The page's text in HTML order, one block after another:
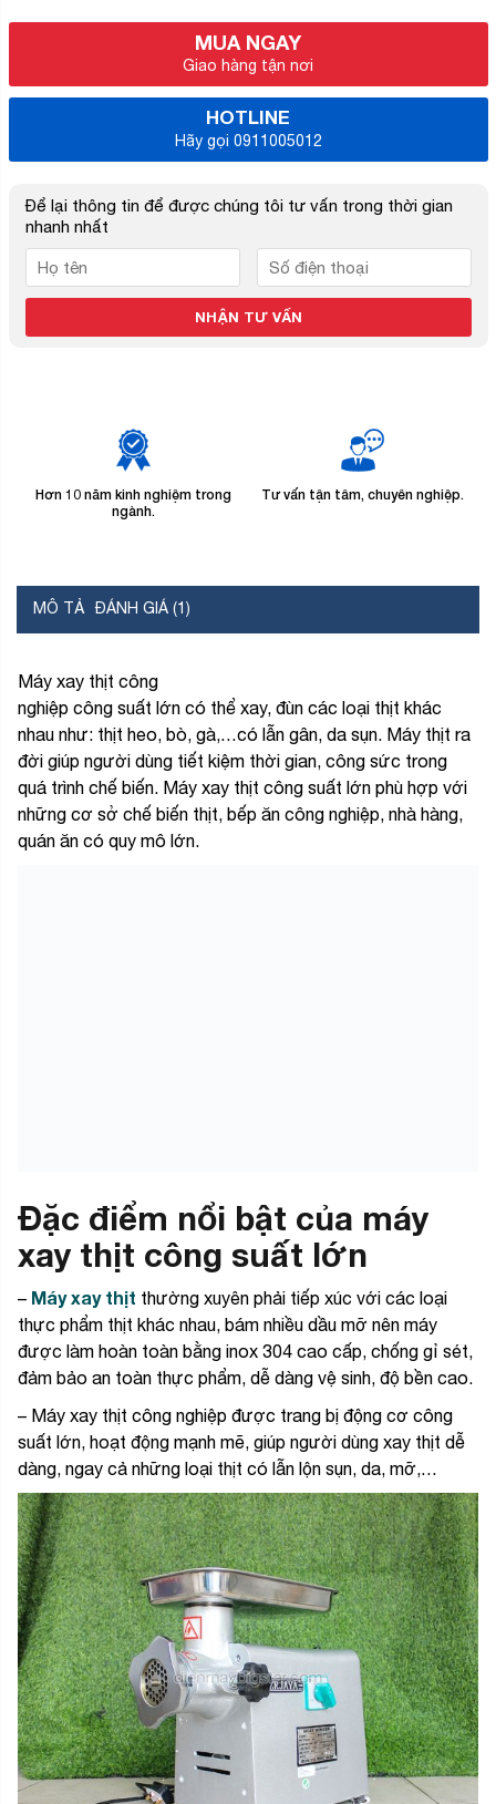
MUA NGAY
Giao hàng tận nơi
HOTLINE
Hãy gọi 0911005012
Để lại thông tin để được chúng tôi tư vấn trong thời gian
nhanh nhất
Hơn 10 năm kinh nghiệm trong
ngành.
Tư vấn tận tâm, chuyên nghiệp.
MÔ TẢ ĐÁNH GIÁ (1)
Máy xay thịt công
nghiệp công suất lớn có thể xay, đùn các loại thịt khác
nhau như: thịt heo, bò, gà,…có lẫn gân, da sụn. Máy thịt ra
đời giúp người dùng tiết kiệm thời gian, công sức trong
quá trình chế biến. Máy xay thịt công suất lớn phù hợp với
những cơ sở chế biến thịt, bếp ăn công nghiệp, nhà hàng,
quán ăn có quy mô lớn.
Đặc điểm nổi bật của máy
xay thịt công suất lớn
– Máy xay thịt thường xuyên phải tiếp xúc với các loại
thực phẩm thịt khác nhau, bám nhiều dầu mỡ nên máy
được làm hoàn toàn bằng inox 304 cao cấp, chống gỉ sét,
đảm bảo an toàn thực phẩm, dễ dàng vệ sinh, độ bền cao.
– Máy xay thịt công nghiệp được trang bị động cơ công
suất lớn, hoạt động mạnh mẽ, giúp người dùng xay thịt dễ
dàng, ngay cả những loại thịt có lẫn lộn sụn, da, mỡ,…